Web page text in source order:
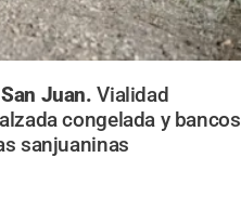
San Juan.Vialidad
congelada y bancos
sanjuaninas